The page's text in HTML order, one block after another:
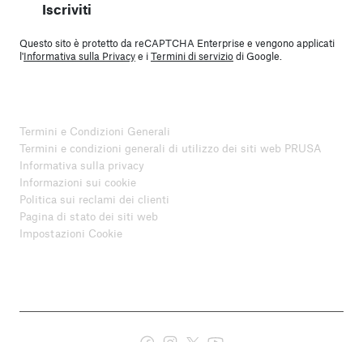
Iscriviti
Questo sito è protetto da reCAPTCHA Enterprise e vengono applicati
l'Informativa sulla Privacye iTermini di serviziodi Google.
Termini e Condizioni Generali
Termini e condizioni generali di utilizzo dei siti web PRUSA
Informativa sulla privacy
Informazioni sui cookie
Politica sui reclami dei clienti
Pagina di stato dei siti web
Impostazioni Cookie